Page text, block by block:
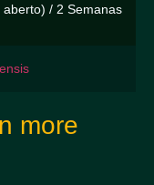
aberto) / 2 Semanas
more